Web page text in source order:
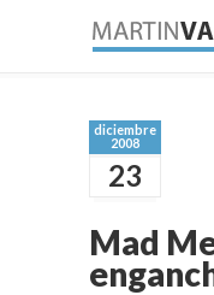
diciembre
2008
23
Mad